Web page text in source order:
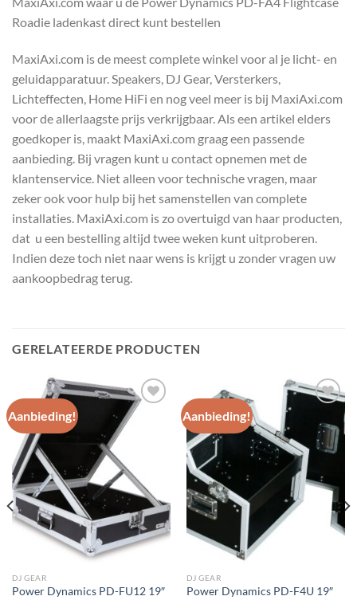
Roadie ladenkast direct kunt bestellen
MaxiAxi.com is de meest complete winkel voor al je licht- en
geluidapparatuur. Speakers, DJ Gear, Versterkers,
Lichteffecten, Home HiFi en nog veel meer is bij MaxiAxi.com
voor de allerlaagste prijs verkrijgbaar. Als een artikel elders
goedkoper is, maakt MaxiAxi.com graag een passende
aanbieding. Bij vragen kunt u contact opnemen met de
klantenservice. Niet alleen voor technische vragen, maar
zeker ook voor hulp bij het samenstellen van complete
installaties. MaxiAxi.com is zo overtuigd van haar producten,
dat u een bestelling altijd twee weken kunt uitproberen.
Indien deze toch niet naar wens is krijgt u zonder vragen uw
aankoopbedrag terug.
GERELATEERDE PRODUCTEN
Aanbieding!
wenslijst
DJ GEAR
Power Dynamics PD-FU12 19″
Aanbieding!
Toevoegen
aan
wenslijst
DJ GEAR
Power Dynamics PD-F4U 19″